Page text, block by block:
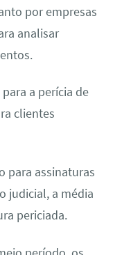
por empresas
analisar
a perícia de
clientes
para assinaturas
judicial, a média
periciada.